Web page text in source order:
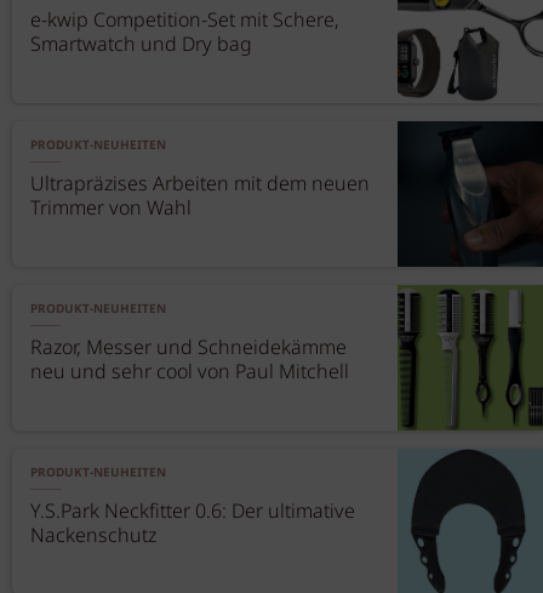
e-kwip Competition-Set mit Schere,
Smartwatch und Dry bag
PRODUKT-NEUHEITEN
Ultrapräzises Arbeiten mit dem neuen
Trimmer von Wahl
PRODUKT-NEUHEITEN
Razor, Messer und Schneidekämme
neu und sehr cool von Paul Mitchell
PRODUKT-NEUHEITEN
Y.S.Park Neckfitter 0.6: Der ultimative
Nackenschutz